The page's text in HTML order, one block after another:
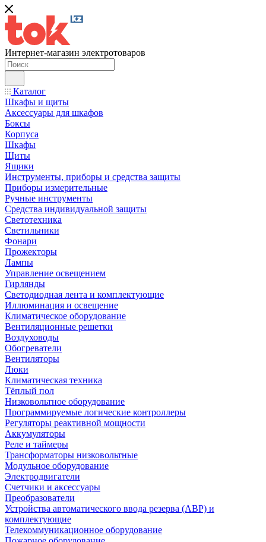
Интернет-магазин электротоваров
Каталог
Шкафы и щиты
Аксессуары для шкафов
Боксы
Корпуса
Шкафы
Щиты
Ящики
Инструменты, приборы и средства защиты
Приборы измерительные
Ручные инструменты
Средства индивидуальной защиты
Светотехника
Светильники
Фонари
Прожекторы
Лампы
Управление освещением
Гирлянды
Светодиодная лента и комплектующие
Иллюминация и освещение
Климатическое оборудование
Вентиляционные решетки
Воздуховоды
Обогреватели
Вентиляторы
Люки
Климатическая техника
Тёплый пол
Низковольтное оборудование
Программируемые логические контроллеры
Регуляторы реактивной мощности
Аккумуляторы
Реле и таймеры
Трансформаторы низковольтные
Модульное оборудование
Электродвигатели
Счетчики и аксессуары
Преобразователи
Устройства автоматического ввода резерва (АВР) и
комплектующие
Телекоммуникационное оборудование